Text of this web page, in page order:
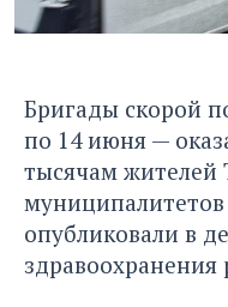
Бригады скорой
по 14 июня —
тысячам жителей
муниципалитетов
опубликовали в
здравоохранения